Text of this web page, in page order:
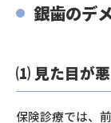
銀歯のデ
⑴ 見た目が
保険診療では、